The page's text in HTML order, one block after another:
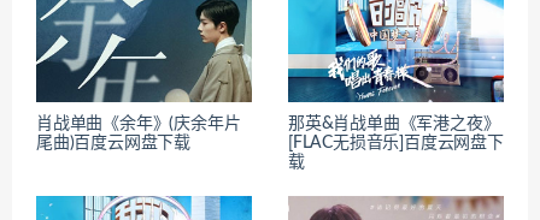
肖战单曲《余年》(庆余年片
尾曲)百度云网盘下载
那英&肖战单曲《军港之夜》
[FLAC无损音乐]百度云网盘下
载